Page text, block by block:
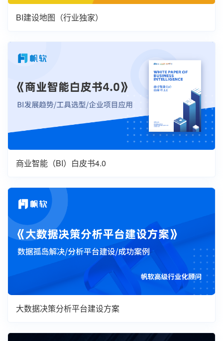
BI建设地图（行业独家）
商业智能（BI）白皮书4.0
大数据决策分析平台建设方案